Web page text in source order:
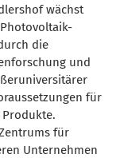
wächst
die
und
für
für
Unternehmen